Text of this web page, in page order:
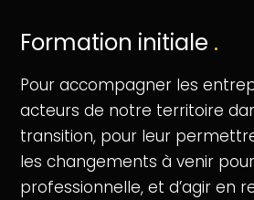
Formation initiale .
Pour accompagner les
acteurs de notre territoire
transition, pour leur
les changements à venir
professionnelle, et d’agir en